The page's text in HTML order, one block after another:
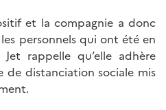
et la compagnie a donc
personnels qui ont été en
rappelle qu’elle adhère
distanciation sociale mis